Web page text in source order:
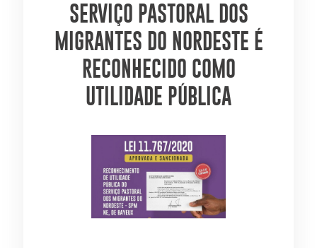
SERVIÇO PASTORAL DOS
MIGRANTES DO NORDESTE É
RECONHECIDO COMO
UTILIDADE PÚBLICA